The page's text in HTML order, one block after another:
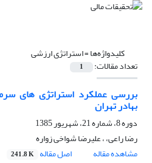
کلیدواژه‌ها =استراتژی ارزشی
تعداد مقالات: 1
بررسی عملکرد استراتژی های
بهادر تهران
دوره 8، شماره 21، شهریور 1385
رضا راعی، ، علیرضا شواخی زواره
مشاهده مقاله
اصل مقاله 241.8 K